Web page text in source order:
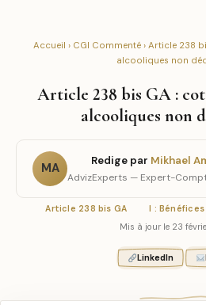
Accueil › CGI Commenté› Article 238
alcooliques non
Article 238 bis GA :
alcooliques non
MA
Redige par Mikhael
AdvizExperts — Expert-
Article 238 bis GA I :
Mis à jour le 23
LinkedIn